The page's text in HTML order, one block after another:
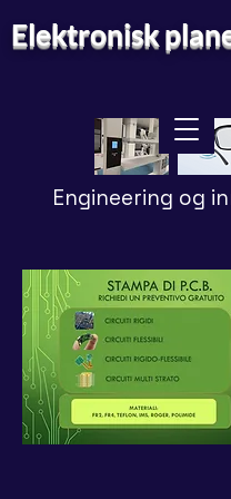
Elektronisk
Engineering og